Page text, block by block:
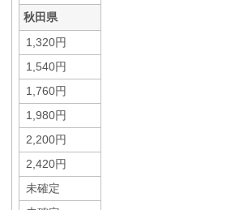
秋田県
1,320円
1,540円
1,760円
1,980円
2,200円
2,420円
未確定